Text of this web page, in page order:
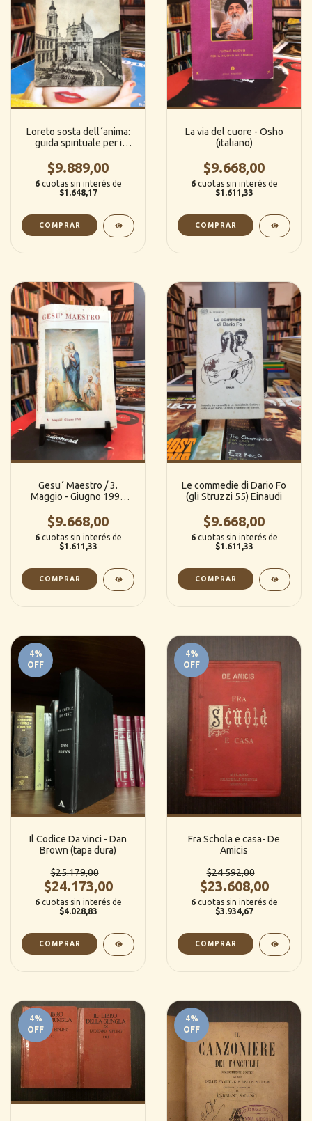
Loreto sosta dell´anima:
guida spirituale per i
Galli (Italiano)
$9.889,00
6 cuotas sin interés de
$1.648,17
La via del cuore - Osho
(italiano)
$9.668,00
6 cuotas sin interés de
$1.611,33
Gesu´ Maestro / 3.
Maggio - Giugno 1998
$9.668,00
6 cuotas sin interés de
$1.611,33
Le commedie di Dario Fo
(gli Struzzi 55) Einaudi
$9.668,00
6 cuotas sin interés de
$1.611,33
4%
OFF
Il Codice Da vinci - Dan
Brown (tapa dura)
$25.179,00
$24.173,00
6 cuotas sin interés de
$4.028,83
4%
OFF
Fra Schola e casa- De
Amicis
$24.592,00
$23.608,00
6 cuotas sin interés de
$3.934,67
4%
OFF
4%
OFF